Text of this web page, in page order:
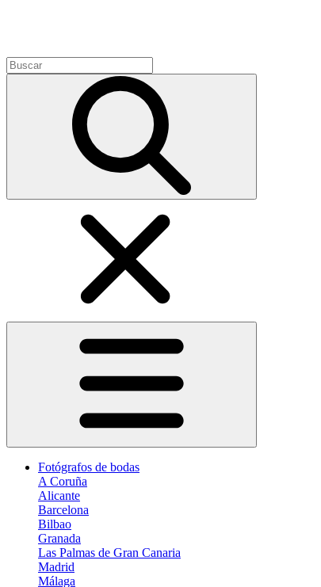
Fotógrafos de bodas
A Coruña
Alicante
Barcelona
Bilbao
Granada
Las Palmas de Gran Canaria
Madrid
Málaga